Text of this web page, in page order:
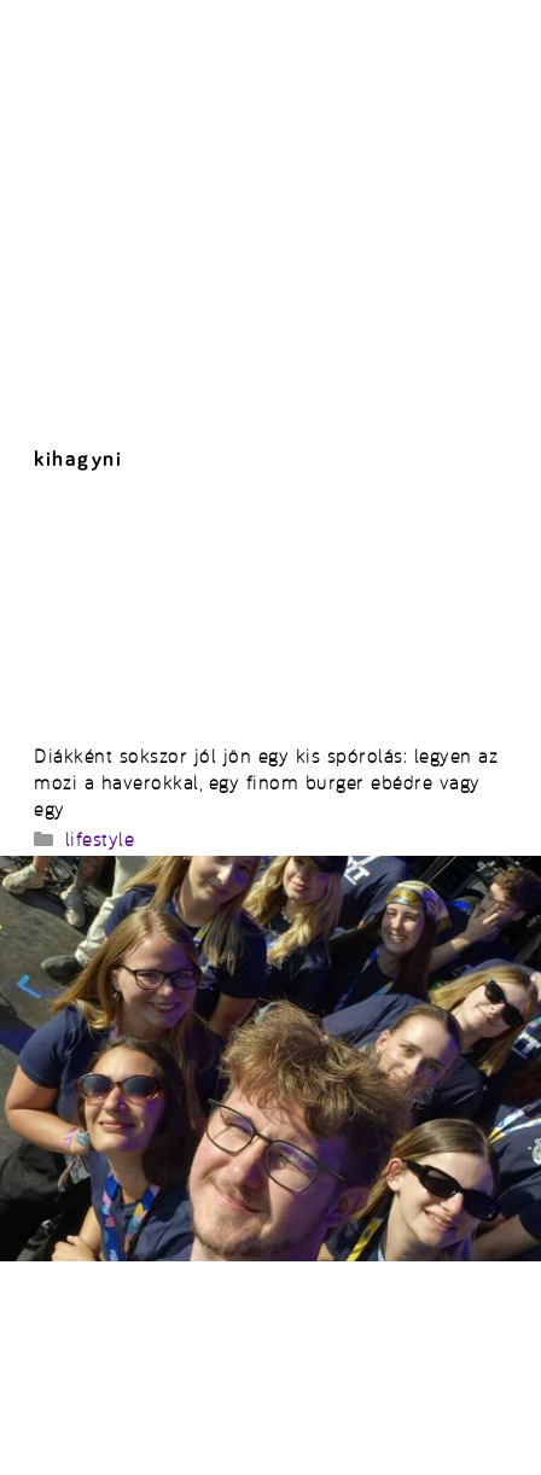
kihagyni
Diákként sokszor jól jön egy kis spórolás: legyen az
mozi a haverokkal, egy finom burger ebédre vagy
egy
Kategória
lifestyle